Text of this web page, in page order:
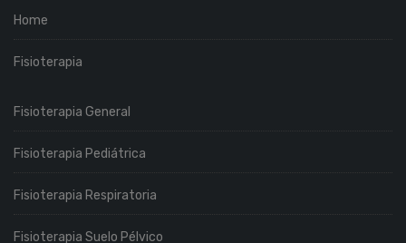
Home
Fisioterapia
Fisioterapia General
Fisioterapia Pediátrica
Fisioterapia Respiratoria
Fisioterapia Suelo Pélvico